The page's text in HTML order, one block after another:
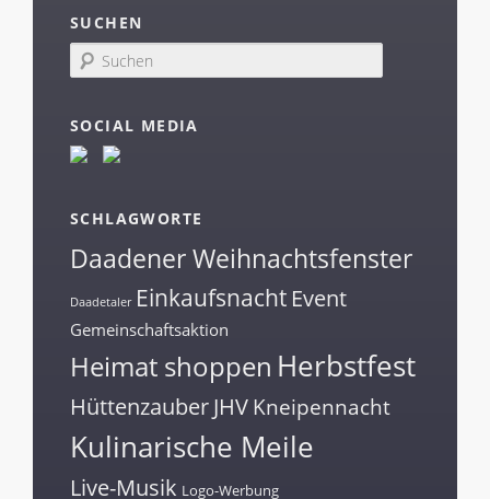
SUCHEN
u
e
n
SOCIAL MEDIA
SCHLAGWORTE
Daadener Weihnachtsfenster
Daadetaler Einkaufsnacht Event
Gemeinschaftsaktion
Heimat shoppen Herbstfest
HüttenzauberJHVKneipennacht
Kulinarische Meile
Live-Musik Logo-Werbung